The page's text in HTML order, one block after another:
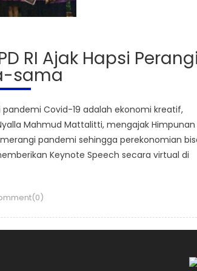
RI Ajak Hapsi
sama
pandemi Covid-19 adalah ekonomi kreatif,
Mahmud Mattalitti, mengajak Himpunan
pandemi sehingga perekonomian
Keynote Speech secara virtual di